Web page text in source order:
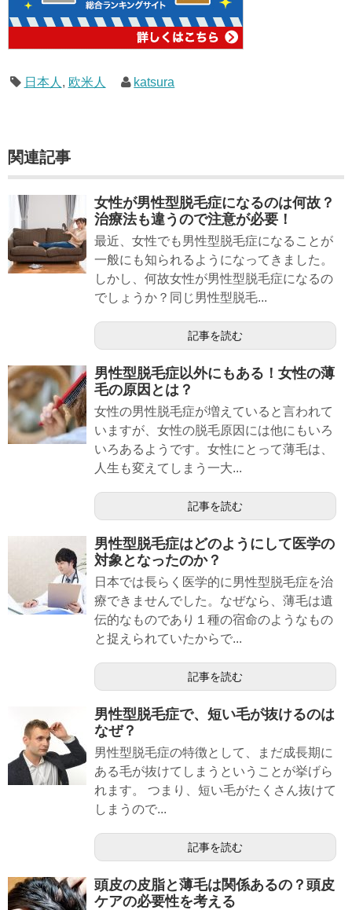
日本人 , 欧米人 katsura
関連記事
女性が男性型脱毛症になるのは何故？
治療法も違うので注意が必要！
最近、女性でも男性型脱毛症になることが
一般にも知られるようになってきました。
しかし、何故女性が男性型脱毛症になるの
でしょうか？同じ男性型脱毛...
記事を読む
男性型脱毛症以外にもある！女性の薄
毛の原因とは？
女性の男性脱毛症が増えていると言われて
いますが、女性の脱毛原因には他にもいろ
いろあるようです。女性にとって薄毛は、
人生も変えてしまう一大...
記事を読む
男性型脱毛症はどのようにして医学の
対象となったのか？
日本では長らく医学的に男性型脱毛症を治
療できませんでした。なぜなら、薄毛は遺
伝的なものであり１種の宿命のようなもの
と捉えられていたからで...
記事を読む
男性型脱毛症で、短い毛が抜けるのは
なぜ？
男性型脱毛症の特徴として、まだ成長期に
ある毛が抜けてしまうということが挙げら
れます。 つまり、短い毛がたくさん抜けて
しまうので...
記事を読む
頭皮の皮脂と薄毛は関係あるの？頭皮
ケアの必要性を考える